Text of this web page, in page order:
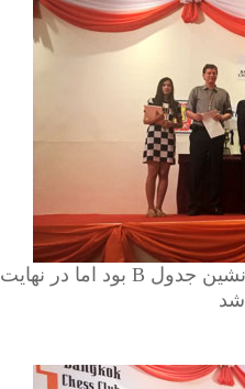
احسان نیک زبان هم تا آخرین دقایق صدرنشین جدول B بود اما در نهایت
شد